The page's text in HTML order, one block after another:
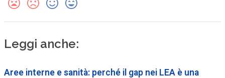
Leggi anche:
Aree interne e sanità: perché il gap nei LEA è una